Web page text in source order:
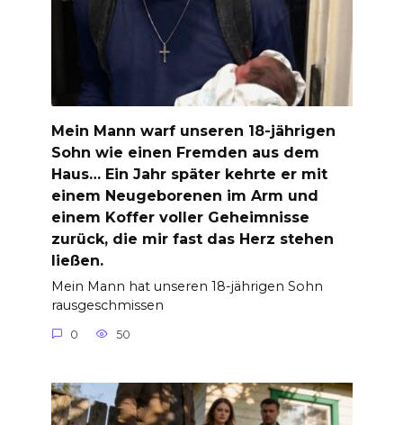
Mein Mann warf unseren 18-jährigen
Sohn wie einen Fremden aus dem
Haus… Ein Jahr später kehrte er mit
einem Neugeborenen im Arm und
einem Koffer voller Geheimnisse
zurück, die mir fast das Herz stehen
ließen.
Mein Mann hat unseren 18-jährigen Sohn
rausgeschmissen
0 50